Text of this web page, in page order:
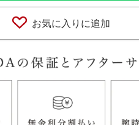
お気に入りに追加